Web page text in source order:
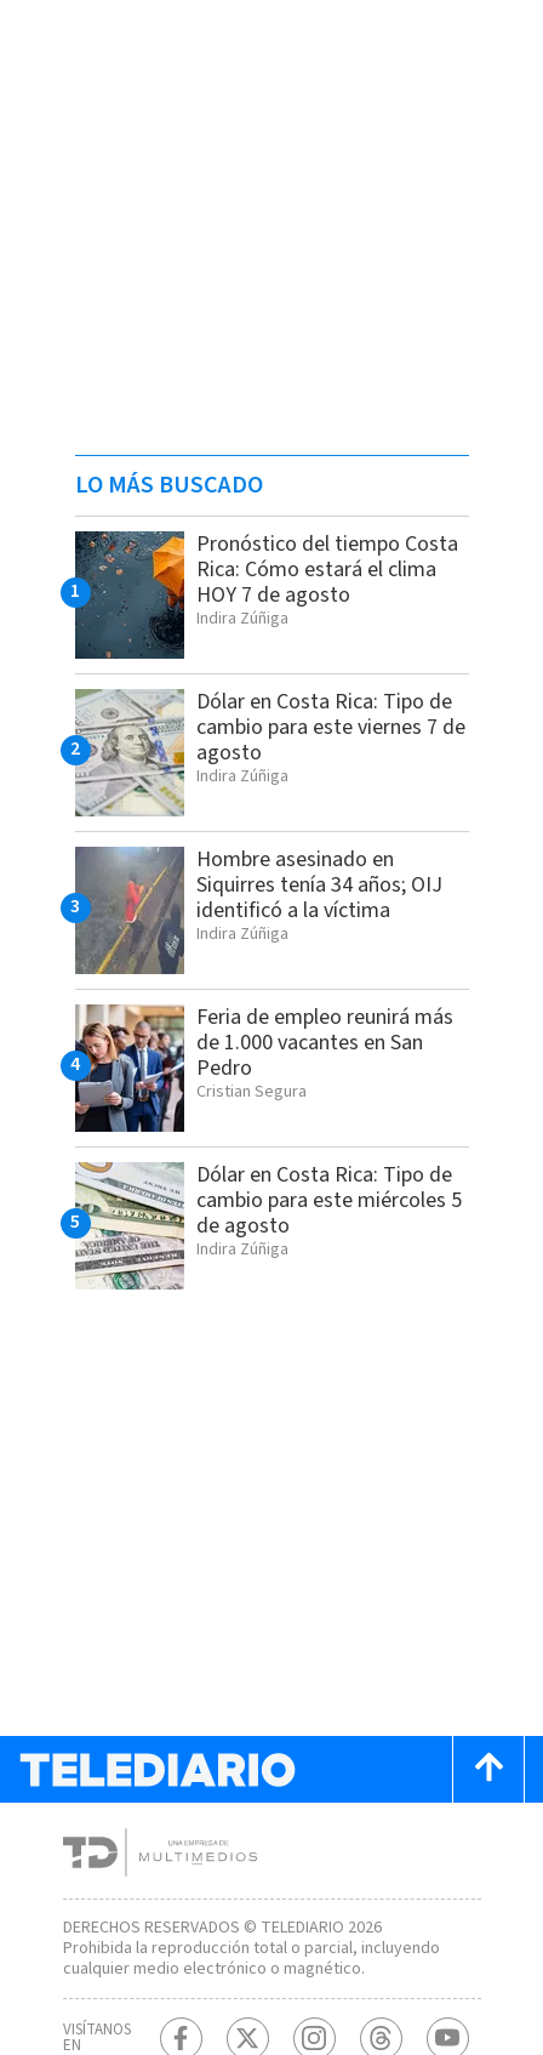
LO MÁS BUSCADO
Pronóstico del tiempo Costa
Rica: Cómo estará el clima
HOY 7 de agosto
Indira Zúñiga
Dólar en Costa Rica: Tipo de
cambio para este viernes 7 de
agosto
Indira Zúñiga
Hombre asesinado en
Siquirres tenía 34 años; OIJ
identificó a la víctima
Indira Zúñiga
Feria de empleo reunirá más
de 1.000 vacantes en San
Pedro
Cristian Segura
Dólar en Costa Rica: Tipo de
cambio para este miércoles 5
de agosto
Indira Zúñiga
DERECHOS RESERVADOS © TELEDIARIO 2026
Prohibida la reproducción total o parcial, incluyendo
cualquier medio electrónico o magnético.
VISÍTANOS
EN